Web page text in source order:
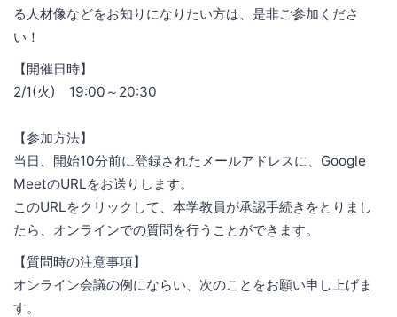
る人材像などをお知りになりたい方は、是非ご参加くださ
い！
【開催日時】
2/1(火) 19:00～20:30
【参加方法】
当日、開始10分前に登録されたメールアドレスに、Google
MeetのURLをお送りします。
このURLをクリックして、本学教員が承認手続きをとりまし
たら、オンラインでの質問を行うことができます。
【質問時の注意事項】
オンライン会議の例にならい、次のことをお願い申し上げま
す。